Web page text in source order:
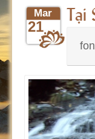
Tại
Mar
21